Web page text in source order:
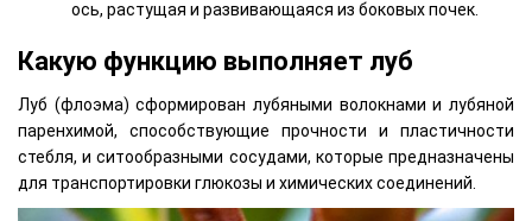
ось, растущая и развивающаяся из боковых почек.
Какую функцию выполняет луб
Луб (флоэма) сформирован лубяными волокнами и лубяной
паренхимой, способствующие прочности и пластичности
стебля, и ситообразными сосудами, которые предназначены
для транспортировки глюкозы и химических соединений.